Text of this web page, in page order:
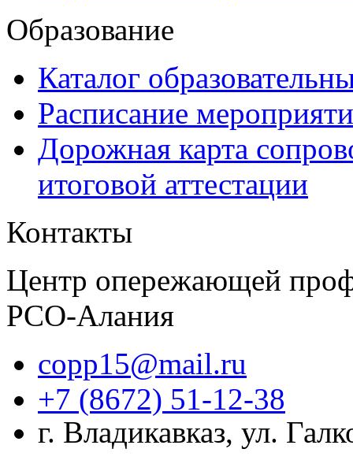
Образование
Каталог
Расписание
Дорожная карта
итоговой аттестации
Контакты
Центр опережающей
РСО-Алания
copp15@mail.ru
+7 (8672) 51-12-38
г. Владикавказ, ул.